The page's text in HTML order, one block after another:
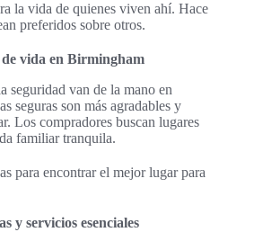
la vida de quienes viven ahí. Hace
preferidos sobre otros.
vida en Birmingham
seguridad van de la mano en
seguras son más agradables y
Los compradores buscan lugares
familiar tranquila.
para encontrar el mejor lugar para
y servicios esenciales